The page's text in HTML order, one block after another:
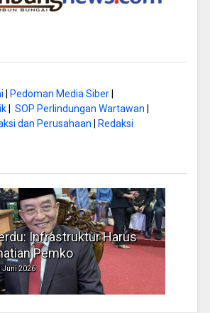
Pedoman Media Siber|
| SOP Perlindungan Wartawan
dan Perusahaan
Redaksi
Infrastruktur Harus
Pemko
Juni 2026